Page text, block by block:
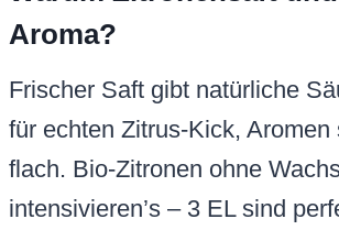
Aroma?
Frischer Saft gibt natürliche
für echten Zitrus-Kick, Aromen
flach. Bio-Zitronen ohne
intensivieren’s – 3 EL sind